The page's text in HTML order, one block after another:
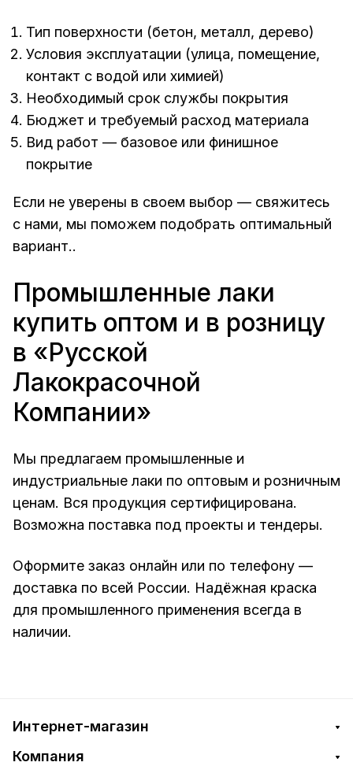
Тип поверхности (бетон, металл, дерево)
Условия эксплуатации (улица, помещение,
контакт с водой или химией)
Необходимый срок службы покрытия
Бюджет и требуемый расход материала
Вид работ — базовое или финишное
покрытие
Если не уверены в своем выбор — свяжитесь
с нами, мы поможем подобрать оптимальный
вариант..
Промышленные лаки
купить оптом и в розницу
в «Русской
Лакокрасочной
Компании»
Мы предлагаем промышленные и
индустриальные лаки по оптовым и розничным
ценам. Вся продукция сертифицирована.
Возможна поставка под проекты и тендеры.
Оформите заказ онлайн или по телефону —
доставка по всей России. Надёжная краска
для промышленного применения всегда в
наличии.
Интернет-магазин
Компания